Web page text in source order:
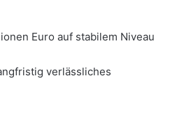
Euro auf stabilem Niveau
verlässliches